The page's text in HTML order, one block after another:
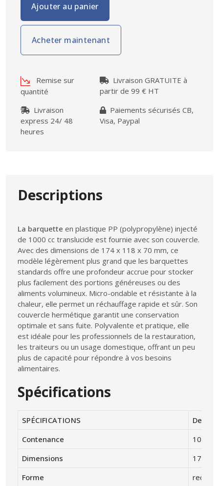
Ajouter au panier
Acheter maintenant
Remise sur
quantité
Livraison GRATUITE à
partir de 99 € HT
Livraison
express 24/ 48
heures
Paiements sécurisés CB,
Visa, Paypal
Descriptions
La barquette en plastique PP (polypropylène) injecté
de 1000 cc translucide est fournie avec son couvercle.
Avec des dimensions de 174 x 118 x 70 mm, ce
modèle légèrement plus grand que les barquettes
standards offre une profondeur accrue pour stocker
plus facilement des portions généreuses ou des
aliments volumineux. Micro-ondable et résistante à la
chaleur, elle permet un réchauffage rapide et sûr. Son
couvercle hermétique garantit une conservation
optimale et sans fuite. Polyvalente et pratique, elle
est idéale pour les professionnels de la restauration,
les traiteurs ou un usage domestique, offrant un peu
plus de capacité pour répondre à vos besoins
alimentaires.
Spécifications
SPÉCIFICATIONS
Contenance
1000
Dimensions
174 x
Forme